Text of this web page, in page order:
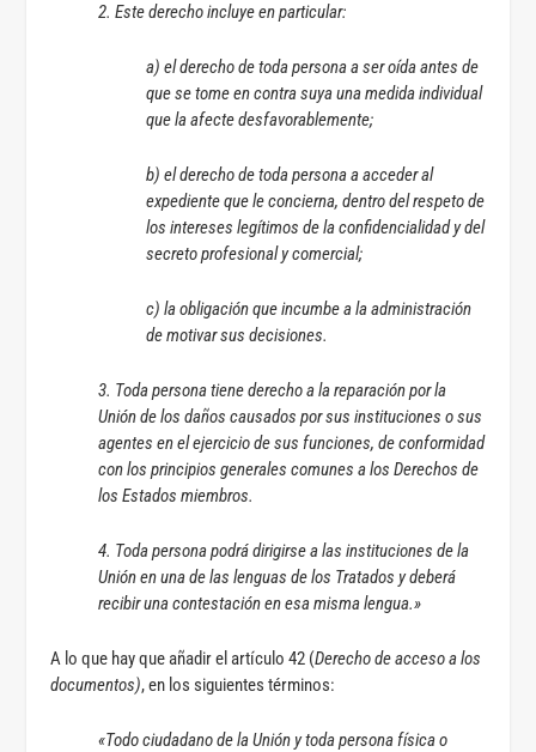
2. Este derecho incluye en particular:
a) el derecho de toda persona a ser oída antes de
que se tome en contra suya una medida individual
que la afecte desfavorablemente;
b) el derecho de toda persona a acceder al
expediente que le concierna, dentro del respeto de
los intereses legítimos de la confidencialidad y del
secreto profesional y comercial;
c) la obligación que incumbe a la administración
de motivar sus decisiones.
3. Toda persona tiene derecho a la reparación por la
Unión de los daños causados por sus instituciones o sus
agentes en el ejercicio de sus funciones, de conformidad
con los principios generales comunes a los Derechos de
los Estados miembros.
4. Toda persona podrá dirigirse a las instituciones de la
Unión en una de las lenguas de los Tratados y deberá
recibir una contestación en esa misma lengua.»
A lo que hay que añadir el artículo 42 (Derecho de acceso a los
documentos), en los siguientes términos:
«Todo ciudadano de la Unión y toda persona física o